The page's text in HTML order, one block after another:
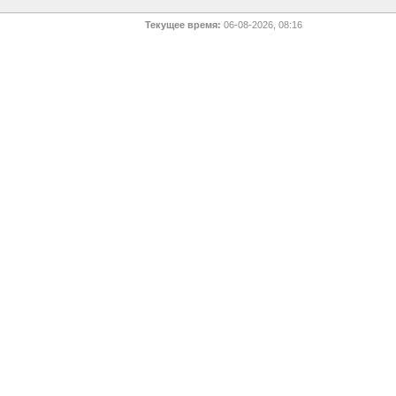
Текущее время: 06-08-2026, 08:16